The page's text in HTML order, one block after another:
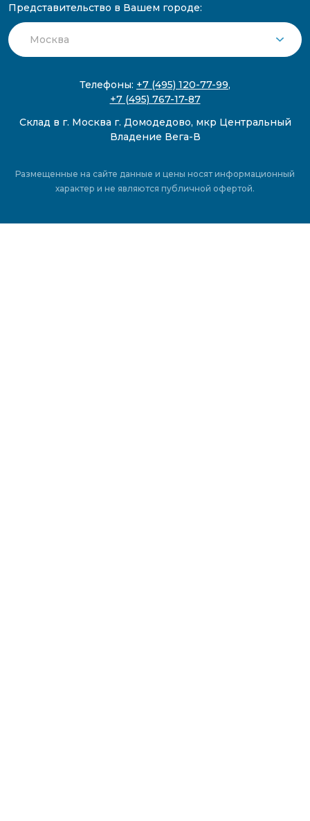
Представительство в Вашем городе:
Телефоны: +7 (495) 120-77-99,
+7 (495) 767-17-87
Склад в г. Москва г. Домодедово, мкр Центральный
Владение Вега-В
Размещенные на сайте данные и цены носят информационный
характер и не являются публичной офертой.